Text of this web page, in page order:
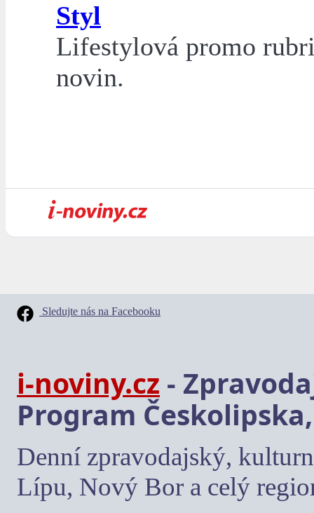
Styl
Lifestylová promo
novin.
Sledujte nás na Facebooku
i-noviny.cz -
Program
Denní zpravodajský,
Lípu, Nový Bor a celý